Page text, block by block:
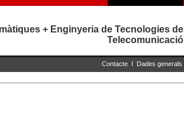
+ Enginyeria de Tecnologies de
Telecomunicació
Contacte I Dades generals